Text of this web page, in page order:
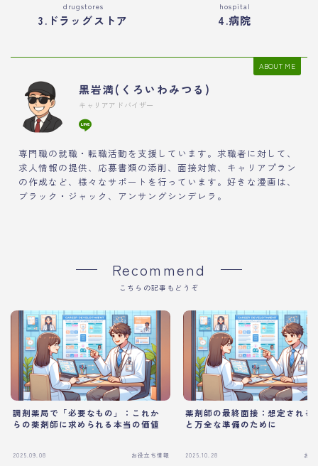
drugstores
3.ドラッグストア
hospital
4.病院
ABOUT ME
黒岩満(くろいわみつる)
キャリアアドバイザー
専門職の就職・転職活動を支援しています。求職者に対して、
求人情報の提供、応募書類の添削、面接対策、キャリアプラン
の作成など、様々なサポートを行っています。好きな漫画は、
ブラック・ジャック、アンサングシンデレラ。
Recommend
こちらの記事もどうぞ
調剤薬局で「必要なもの」：これか
らの薬剤師に求められる本当の価値
2025.09.08 お役立ち情報
薬剤師の最終面接：想定される
と万全な準備のために
2025.10.28 お